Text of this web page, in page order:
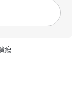
な病状の説明
面に何度も出会
な情報を前に、
、一人でも多く
瘍